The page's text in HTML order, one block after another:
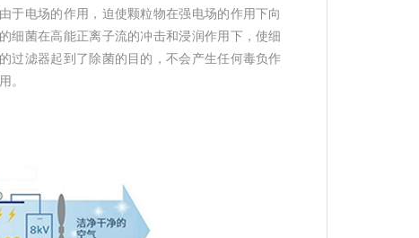
于电场的作用，迫使颗粒物在强电场的作用下向
细菌在高能正离子流的冲击和浸润作用下，使细
过滤器起到了除菌的目的，不会产生任何毒负作
。